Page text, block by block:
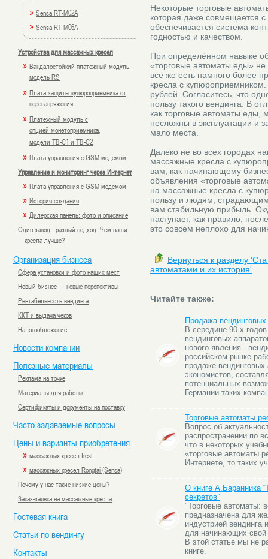
» Sensa RT-M02A
» Sensa RT-M06A
Устройства для массажных кресел
» Вандалостойкий платежный модуль,
модель RS
» Плата защиты купюроприемника от
перенапряжения
» Платежный модуль с
опцией монетоприемника,
модели TB-C1 и TB-C2
» Плата управления с GSM-модемом
Управление и мониторинг через Интернет
» Плата управления с GSM-модемом
» История создания
» Дилерская панель: фото и описание
Один завод - разный подход. Чем наши
кресла лучше?
Организация бизнеса
Сфера установки и фото наших мест
Новый бизнес — новые перспективы
Рентабельность вендинга
ККТ и выдача чеков
Налогообложение
Новости компании
Полезные материалы
Реклама на точке
Материалы для работы
Сертификаты и документы на поставку
Часто задаваемые вопросы
Цены и варианты приобретения
» массажных кресел Irest
» массажных кресел Rongtai (Sensa)
Почему у нас такие низкие цены?
Заказ-заявка на массажные кресла
Гостевая книга
Статьи по вендингу
Контакты
Некоторые торговые
которая даже совмещается
обеспечивается система
годностью и качеством.
При определённом навыке
«торговые автоматы еды»
всё же есть намного более
кресла с
рублей. Согласитесь, что
пользу такого вендинга. В
как торговые автоматы еды,
несложны в эксплуатации и
мало места.
Далеко не во всех городах
массажные кресла с
вам, как начинающему
объявления «торговые
на массажные кресла с
пользу и людям,
вам стабильную прибыль.
наступает, как правило,
это совсем неплохо для
Вернуться к разделу
автоматами и их история'
Читайте также:
Продажа вендинговых
В середине 90-х
вендинговых
нового явления -
российском рынке
продаже вендинговых
экономистов,
потенциальных
Германии таких
Торговые автоматы
Вопрос об
распространении по
что в некоторых
«торговые автоматы
Интернете, то таких
О книге А.Баранника
секретов”
"Торговые автоматы:
предназначена для
индустрией вендинга
для начинающих свой
В этой статье мы не
книге.